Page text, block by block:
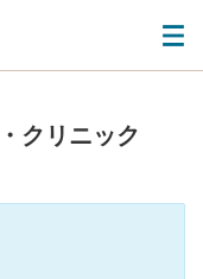
クリニック